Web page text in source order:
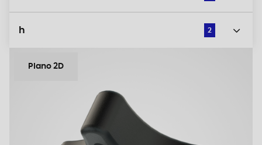
h 2
Plano 2D